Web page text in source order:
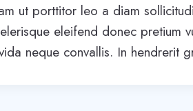
ut porttitor leo a diam
eleifend donec pretium
neque convallis. In hendrerit